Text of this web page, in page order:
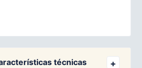
técnicas